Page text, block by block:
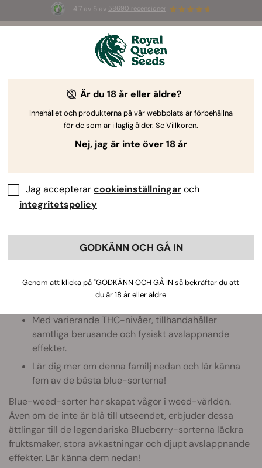
4.7 av 5 av 58690 recensioner
ummer Sales: Upp till 50 % rabatt
på utvalda produkter! ⏤
Luke Sumpter
Topp 5 bästa blue weed-sorterna
Blue-familjen av cannabisgenetik har gjort en stor
inverkan på branschen.
förfader, stoltserar samtliga med tydliga
Med varierande THC-nivåer, tillhandahåller
samtliga berusande och fysiskt avslappnande
effekter.
Lär dig mer om denna familj nedan och lär känna
fem av de bästa blue-sorterna!
Blue-weed-sorter har skapat vågor i weed-världen.
Även om de inte är blå till utseendet, erbjuder dessa
ättlingar till de legendariska Blueberry-sorterna läckra
fruktsmaker, stora avkastningar och djupt avslappnande
effekter. Lär känna dem nedan!
Är du 18 år eller äldre?
Innehållet och produkterna på vår webbplats är förbehållna
för de som är i laglig ålder. Se Villkoren.
Nej, jag är inte över 18 år
Jag accepterarcookieinställningaroch
integritetspolicy
GODKÄNN OCH GÅ IN
Genom att klicka på "GODKÄNN OCH GÅ IN så bekräftar du att
du är 18 år eller äldre